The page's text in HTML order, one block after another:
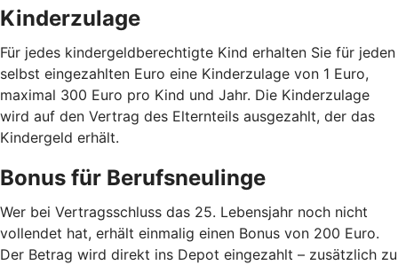
Kinderzulage
Für jedes kindergeldberechtigte Kind erhalten Sie für jeden
selbst eingezahlten Euro eine Kinderzulage von 1 Euro,
maximal 300 Euro pro Kind und Jahr. Die Kinderzulage
wird auf den Vertrag des Elternteils ausgezahlt, der das
Kindergeld erhält.
Bonus für Berufsneulinge
Wer bei Vertragsschluss das 25. Lebensjahr noch nicht
vollendet hat, erhält einmalig einen Bonus von 200 Euro.
Der Betrag wird direkt ins Depot eingezahlt – zusätzlich zu